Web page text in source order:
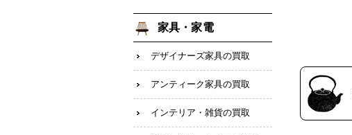
家具・家電
デザイナーズ家具の買取
アンティーク家具の買取
インテリア・雑貨の買取